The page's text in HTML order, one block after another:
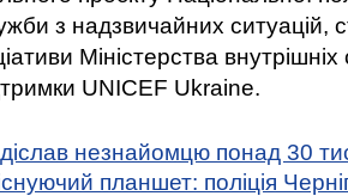
з надзвичайних ситуацій,
Міністерства
UNICEF Ukraine.
незнайомцю понад 30
планшет: поліція